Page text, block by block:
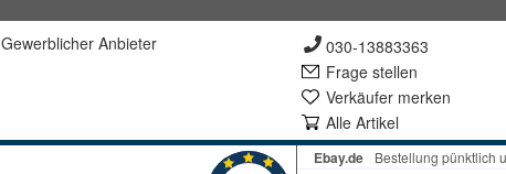
Gewerblicher Anbieter
030-13883363
Frage stellen
Verkäufer merken
Alle Artikel